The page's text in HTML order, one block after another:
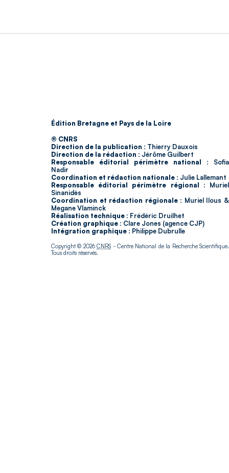
Édition Bretagne et Pays de la Loire
© CNRS
Direction de la publication : Thierry Dauxois
Direction de la rédaction : Jérôme Guilbert
Responsable éditorial périmètre national : Sofia
Nadir
Coordination et rédaction nationale : Julie Lallemant
Responsable éditorial périmètre régional : Muriel
Sinanidès
Coordination et rédaction régionale : Muriel Ilous &
Megane Vlaminck
Réalisation technique : Frédéric Druilhet
Création graphique : Clare Jones (agence CJP)
Intégration graphique : Philippe Dubrulle
Copyright © 2026CNRS - Centre National de la Recherche Scientifique.
Tous droits réservés.